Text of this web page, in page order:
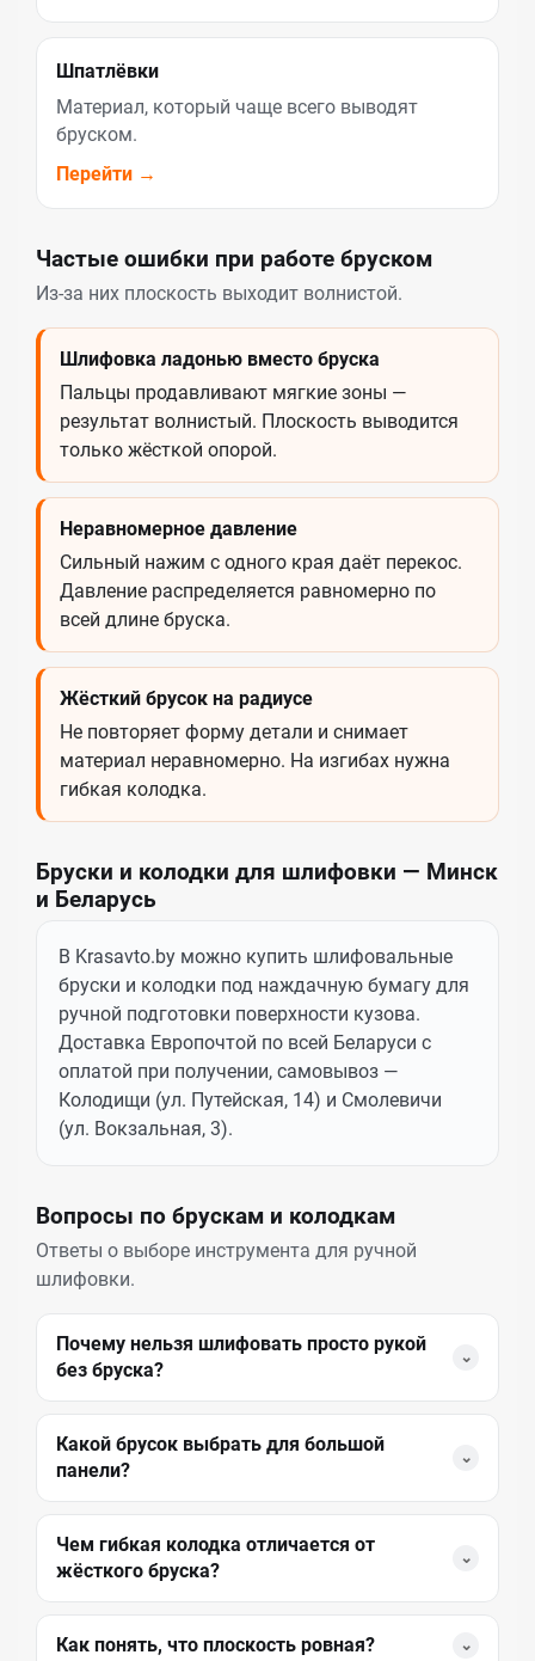
Шпатлёвки
Материал, который чаще всего выводят
бруском.
Перейти →
Частые ошибки при работе бруском
Из-за них плоскость выходит волнистой.
Шлифовка ладонью вместо бруска
Пальцы продавливают мягкие зоны —
результат волнистый. Плоскость выводится
только жёсткой опорой.
Неравномерное давление
Сильный нажим с одного края даёт перекос.
Давление распределяется равномерно по
всей длине бруска.
Жёсткий брусок на радиусе
Не повторяет форму детали и снимает
материал неравномерно. На изгибах нужна
гибкая колодка.
Бруски и колодки для шлифовки — Минск
и Беларусь
В Krasavto.by можно купить шлифовальные
бруски и колодки под наждачную бумагу для
ручной подготовки поверхности кузова.
Доставка Европочтой по всей Беларуси с
оплатой при получении, самовывоз —
Колодищи (ул. Путейская, 14) и Смолевичи
(ул. Вокзальная, 3).
Вопросы по брускам и колодкам
Ответы о выборе инструмента для ручной
шлифовки.
Почему нельзя шлифовать просто рукой
без бруска?
⌄
Какой брусок выбрать для большой
панели?
⌄
Чем гибкая колодка отличается от
жёсткого бруска?
⌄
Как понять, что плоскость ровная? ⌄